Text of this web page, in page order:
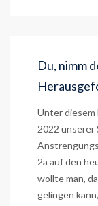
Du, nimm
Unter
2022 unserer
2a auf den
wollte man,
gelingen